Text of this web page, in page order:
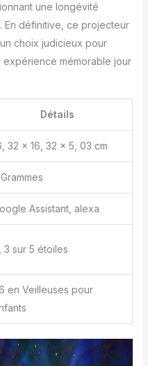
une longévité
définitive, ce projecteur
choix judicieux pour
mémorable jour
Détails
32 x 16, 32 x 5, 03 cm
Assistant, alexa
3 sur 5 étoiles
en Veilleuses pour